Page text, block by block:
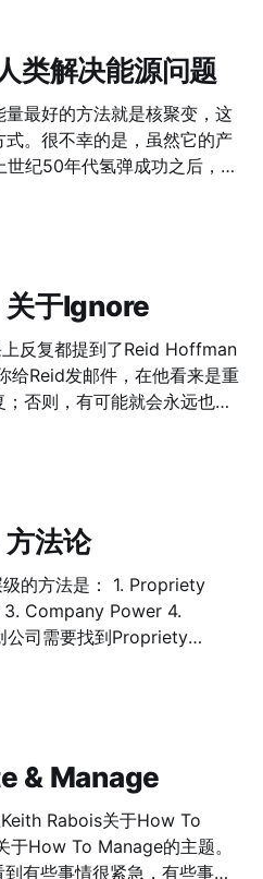
。
开始扩张呢？什么时候是所
是Reid还是Sam所说，其实
找到你的 PMF（Product-
爱你而不是Like你的用户，
域或者方向 。在这之前，最
。有一个词叫做Capital
我们的
的开发团队，所以一直在试
类解决能源问题
最好的方法就是核聚变，这
。很不幸的是，虽然它的产
纪50年代氢弹成功之后，人
在法国建成。目前ITER计划
，俄罗斯，中国，日本，韩
聚变发电的可行性，并证明它
度已经进入到组装 托卡马克
至于另外几种可
关于Ignore
反复都提到了Reid Hoffman
否则，有可能就会永远也得
时间里面，决定自己把精力
团队把精力花在什么上面。
你永远不可能面面俱到。
业者一样，拥有一个非常出
长于把事情分类。在你认为
紧急的事情，把其他的全部
法论
： 1. Propriety
似，Reid把创业分成了5个
阶段建立起自己的优势。比
等一些事情，需要在
的阶段再去关注，太早关
& Manage
Rabois关于How To
How To Manage的主题。